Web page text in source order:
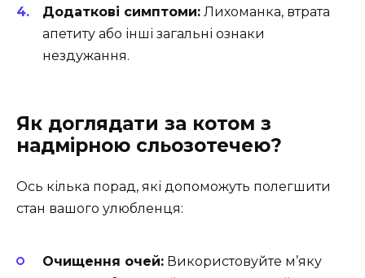
Додаткові симптоми: Лихоманка, втрата
апетиту або інші загальні ознаки
нездужання.
Як доглядати за котом з
надмірною сльозотечею?
Ось кілька порад, які допоможуть полегшити
стан вашого улюбленця:
Очищення очей: Використовуйте м’яку